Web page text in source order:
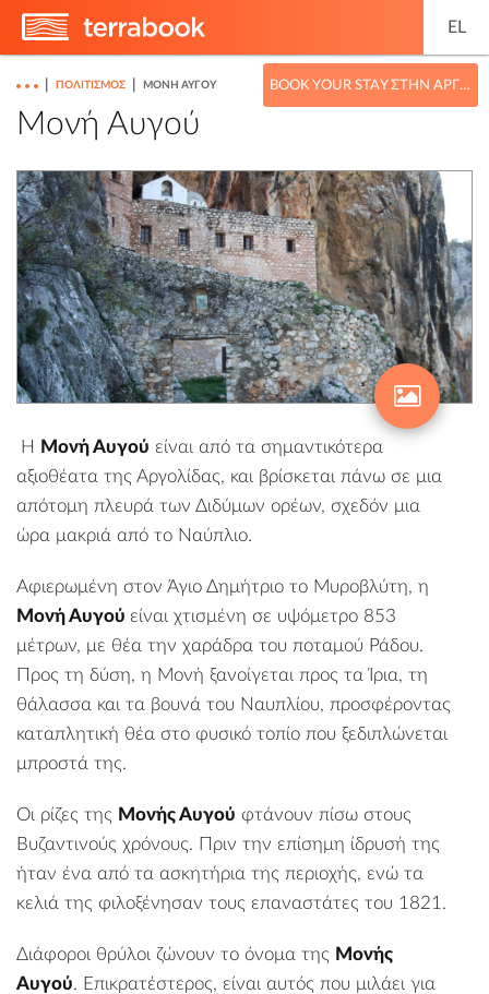
EL
BOOK YOUR STAY ΣΤΗΝ ΑΡΓΟΛΊΔΑ
ΠΟΛΙΤΙΣΜΌΣ ΜΟΝΉ ΑΥΓΟΎ
Μονή Αυγού
Η Μονή Αυγού είναι από τα σημαντικότερα
αξιοθέατα της Αργολίδας, και βρίσκεται πάνω σε μια
απότομη πλευρά των Διδύμων ορέων, σχεδόν μια
ώρα μακριά από το Ναύπλιο.
Αφιερωμένη στον Άγιο Δημήτριο το Μυροβλύτη, η
Μονή Αυγού είναι χτισμένη σε υψόμετρο 853
μέτρων, με θέα την χαράδρα του ποταμού Ράδου.
Προς τη δύση, η Μονή ξανοίγεται προς ταΊρια, τη
θάλασσα και τα βουνά του Ναυπλίου, προσφέροντας
καταπλητική θέα στο φυσικό τοπίο που ξεδιπλώνεται
μπροστά της.
Οι ρίζες της Μονής Αυγού φτάνουν πίσω στους
Βυζαντινούς χρόνους. Πριν την επίσημη ίδρυσή της
ήταν ένα από τα ασκητήρια της περιοχής, ενώ τα
κελιά της φιλοξένησαν τους επαναστάτες του 1821.
Διάφοροι θρύλοι ζώνουν το όνομα της Μονής
Αυγού. Επικρατέστερος, είναι αυτός που μιλάει για